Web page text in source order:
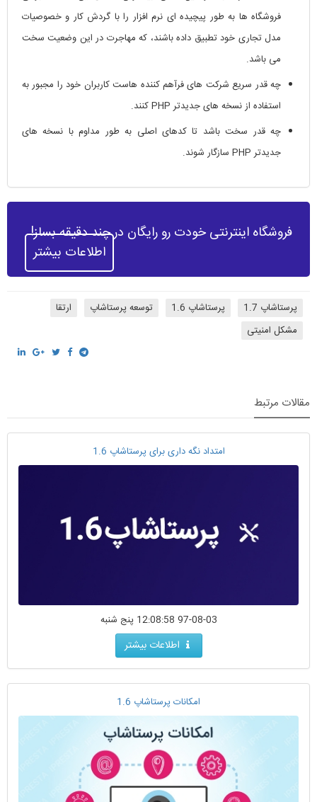
فروشگاه ها به طور پیچیده ای نرم افزار را با گردش کار و خصوصیات
مدل تجاری خود تطبیق داده باشند، که مهاجرت در این وضعیت سخت
می باشد.
چه قدر سریع شرکت های فرآهم کننده هاست کاربران خود را مجبور به
استفاده از نسخه های جدیدتر PHP کنند.
چه قدر سخت باشد تا کدهای اصلی به طور مداوم با نسخه های
جدیدتر PHP سازگار شوند.
فروشگاه اینترنتی خودت رو رایگان در چند دقیقه بساز!
اطلاعات بیشتر
پرستاشاپ 1.7 پرستاشاپ 1.6 توسعه پرستاشاپ
ارتقا
مشکل امنیتی
مقالات مرتبط
امتداد نگه داری برای پرستاشاپ 1.6
97-08-03 12:08:58 پنج شنبه
اطلاعات بیشتر
امکانات پرستاشاپ 1.6